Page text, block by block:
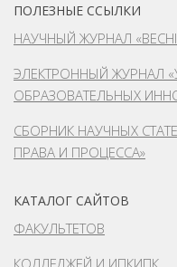
ПОЛЕЗНЫЕ ССЫЛКИ
НАУЧНЫЙ ЖУРНАЛ
ЭЛЕКТРОННЫЙ ЖУРНАЛ
ОБРАЗОВАТЕЛЬНЫХ
СБОРНИК НАУЧНЫХ
ПРАВА И ПРОЦЕССА»
КАТАЛОГ САЙТОВ
ФАКУЛЬТЕТОВ
КОЛЛЕДЖЕЙ И ИПКИПК